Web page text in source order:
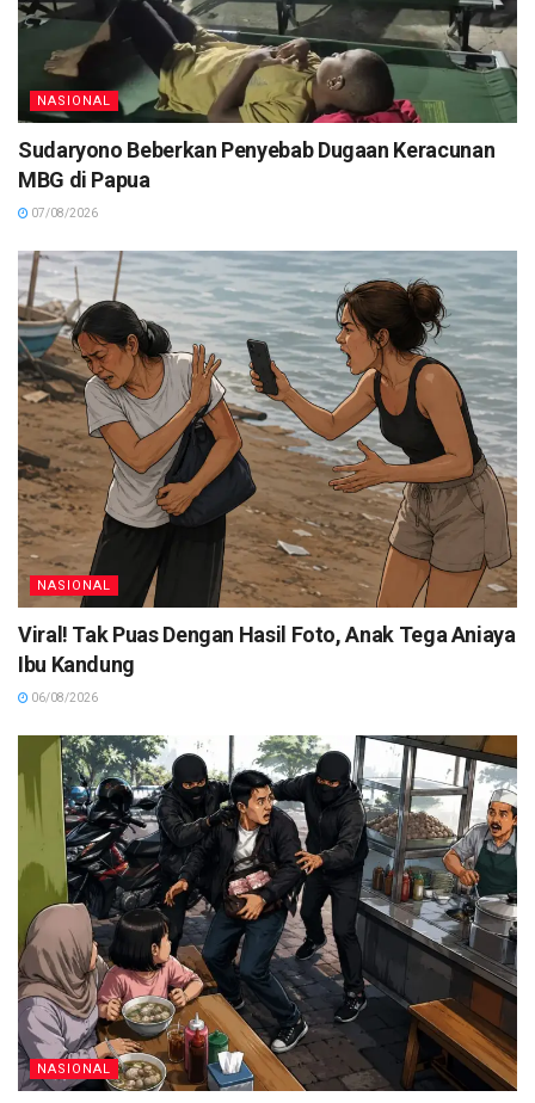
NASIONAL
Sudaryono Beberkan Penyebab Dugaan Keracunan
MBG di Papua
07/08/2026
NASIONAL
Viral! Tak Puas Dengan Hasil Foto, Anak Tega Aniaya
Ibu Kandung
06/08/2026
NASIONAL